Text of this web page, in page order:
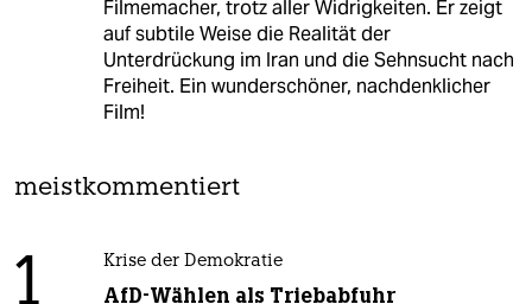
Filmemacher, trotz aller Widrigkeiten. Er zeigt
auf subtile Weise die Realität der
Unterdrückung im Iran und die Sehnsucht nach
Freiheit. Ein wunderschöner, nachdenklicher
Film!
meistkommentiert
1 Krise der Demokratie
AfD-Wählen als Triebabfuhr